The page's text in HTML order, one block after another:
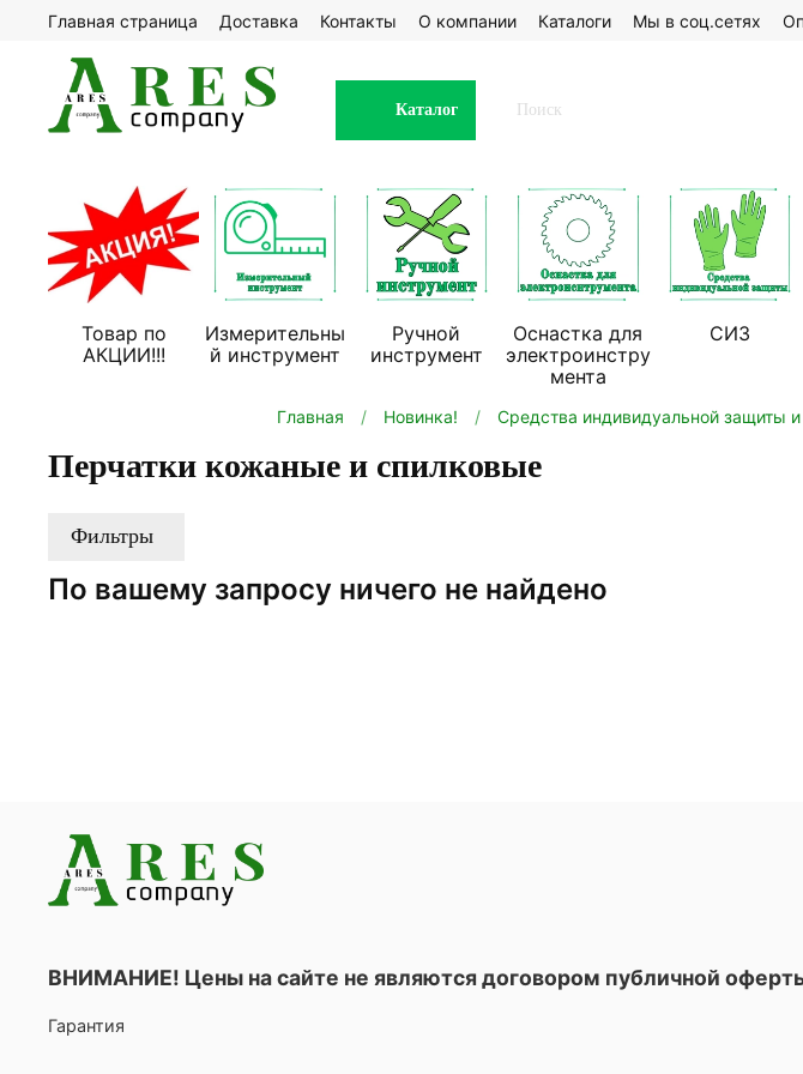
Главная страница Доставка Контакты О компании Каталоги Мы в соц.сетях
Каталог
Товар по
АКЦИИ!!!
Измерительны
й инструмент
Ручной
инструмент
Оснастка для
электроинстру
мента
СИЗ
Главная Новинка! Средства индивидуальной защиты
Перчатки кожаные и спилковые
Фильтры
По вашему запросу ничего не найдено
ВНИМАНИЕ! Цены на сайте не являются договором публичной
Гарантия